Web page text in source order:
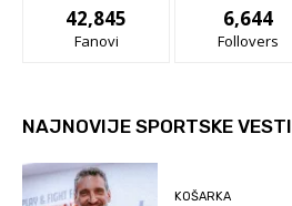
42,845
Fanovi
6,644
Follovers
NAJNOVIJE SPORTSKE VESTI
KOŠARKA